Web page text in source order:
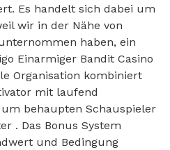
Es handelt sich dabei um
wir in der Nähe von
haben, ein
Einarmiger Bandit Casino
Organisation kombiniert
mit laufend
behaupten Schauspieler
. Das Bonus System
und Bedingung